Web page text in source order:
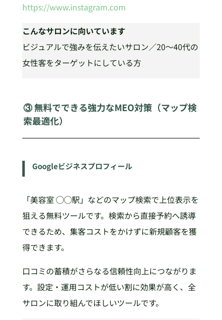
https://www.instagram.com
こんなサロンに向いています
ビジュアルで強みを伝えたいサロン／20〜40代の
女性客をターゲットにしている方
③ 無料でできる強力なMEO対策（マップ検
索最適化）
Googleビジネスプロフィール
「美容室 ◯◯駅」などのマップ検索で上位表示を
狙える無料ツールです。検索から直接予約へ誘導
できるため、集客コストをかけずに新規顧客を獲
得できます。
口コミの蓄積がさらなる信頼性向上につながりま
す。設定・運用コストが低い割に効果が高く、全
サロンに取り組んでほしいツールです。